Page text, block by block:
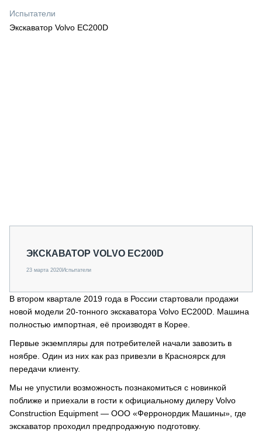
СПЕЦПРОЕКТЫ
Испытатели
Экскаватор Volvo EC200D
ЭКСКАВАТОР VOLVO EC200D
23 марта 2020Испытатели
В втором квартале 2019 года в России стартовали продажи
новой модели 20-тонного экскаватора Volvo EC200D. Машина
полностью импортная, её производят в Корее.
Первые экземпляры для потребителей начали завозить в
ноябре. Один из них как раз привезли в Красноярск для
передачи клиенту.
Мы не упустили возможность познакомиться с новинкой
поближе и приехали в гости к официальному дилеру Volvo
Construction Equipment — ООО «Ферронордик Машины», где
экскаватор проходил предпродажную подготовку.